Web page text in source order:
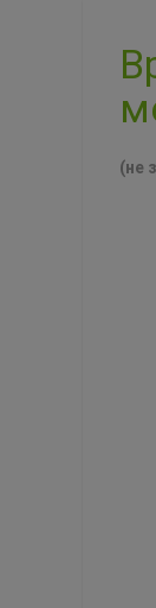
(не